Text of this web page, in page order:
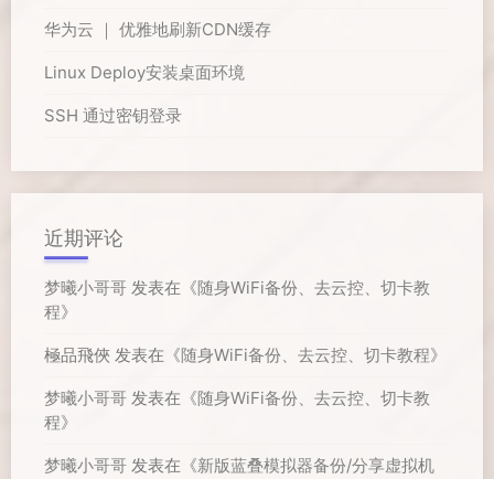
华为云 ｜ 优雅地刷新CDN缓存
Linux Deploy安装桌面环境
SSH 通过密钥登录
近期评论
梦曦小哥哥 发表在《随身WiFi备份、去云控、切卡教
程》
極品飛俠 发表在《随身WiFi备份、去云控、切卡教程》
梦曦小哥哥 发表在《随身WiFi备份、去云控、切卡教
程》
梦曦小哥哥 发表在《新版蓝叠模拟器备份/分享虚拟机